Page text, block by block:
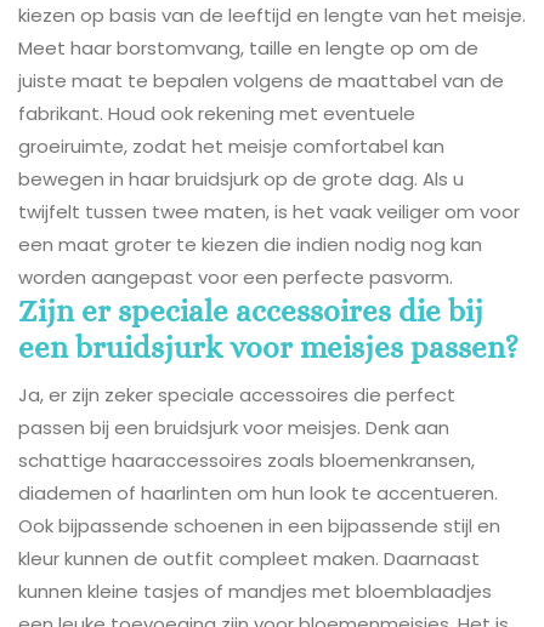
kiezen op basis van de leeftijd en lengte van het meisje.
Meet haar borstomvang, taille en lengte op om de
juiste maat te bepalen volgens de maattabel van de
fabrikant. Houd ook rekening met eventuele
groeiruimte, zodat het meisje comfortabel kan
bewegen in haar bruidsjurk op de grote dag. Als u
twijfelt tussen twee maten, is het vaak veiliger om voor
een maat groter te kiezen die indien nodig nog kan
worden aangepast voor een perfecte pasvorm.
Zijn er speciale accessoires die bij
een bruidsjurk voor meisjes passen?
Ja, er zijn zeker speciale accessoires die perfect
passen bij een bruidsjurk voor meisjes. Denk aan
schattige haaraccessoires zoals bloemenkransen,
diademen of haarlinten om hun look te accentueren.
Ook bijpassende schoenen in een bijpassende stijl en
kleur kunnen de outfit compleet maken. Daarnaast
kunnen kleine tasjes of mandjes met bloemblaadjes